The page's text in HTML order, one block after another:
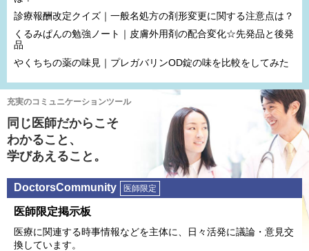
診療報酬改定クイズ｜一般名処方の剤形変更に関する注意点は？
くるみぱんの勉強ノート｜皮膚外用剤の配合変化☆先発品と後発
品
やくちちの薬の味見｜プレガバリンOD錠の味を比較をしてみた
充実のコミュニケーションツール
同じ医師だからこそ
わかること、
学びあえること。
DoctorsCommunity 医師限定
医師限定掲⽰板
医療に関連する時事情報などを主体に、⽇々活発に議論・意⾒交
換しています。